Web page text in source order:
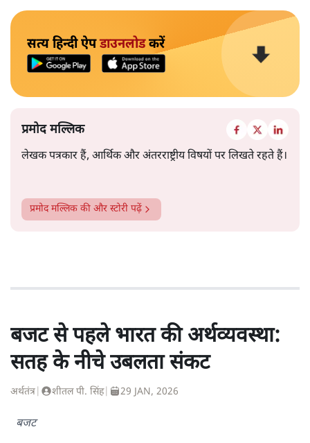
सत्य हिन्दी ऐपडाउनलोडकरें
प्रमोद मल्लिक
लेखक पत्रकार हैं, आर्थिक और अंतरराष्ट्रीय विषयों पर लिखते रहते हैं।
प्रमोद मल्लिक की और स्टोरी पढ़ें
बजट से पहले भारत की अर्थव्यवस्था:
सतह के नीचे उबलता संकट
अर्थतंत्र शीतल पी. सिंह| 29 JAN, 2026